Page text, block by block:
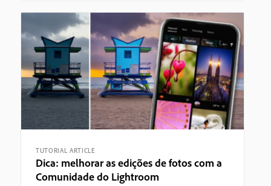
TUTORIAL ARTICLE
Dica: melhorar as edições de fotos com a
Comunidade do Lightroom